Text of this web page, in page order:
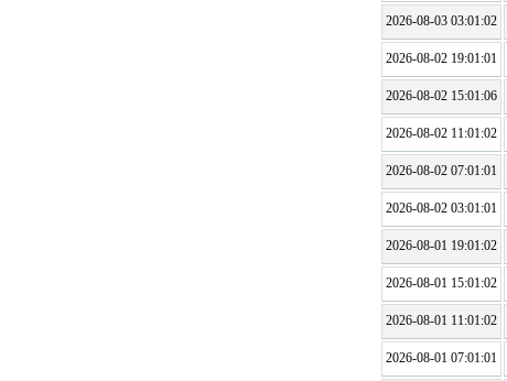
2026-08-03 03:01:02
2026-08-02 19:01:01
2026-08-02 15:01:06
2026-08-02 11:01:02
2026-08-02 07:01:01
2026-08-02 03:01:01
2026-08-01 19:01:02
2026-08-01 15:01:02
2026-08-01 11:01:02
2026-08-01 07:01:01